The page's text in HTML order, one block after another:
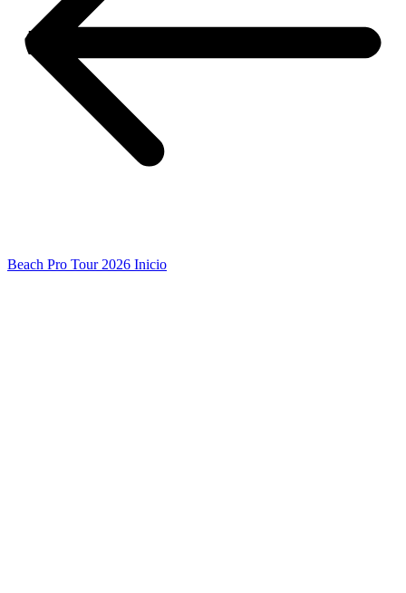
Beach Pro Tour 2026 Inicio